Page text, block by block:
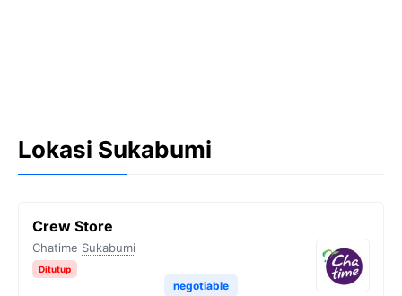
Lokasi Sukabumi
Crew Store
Chatime Sukabumi
Ditutup
negotiable